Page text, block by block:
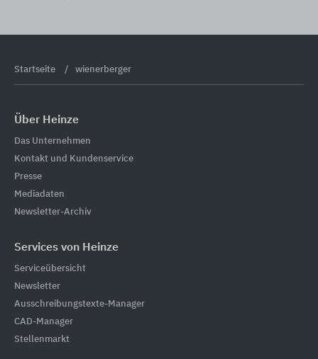
Startseite wienerberger
Über Heinze
Das Unternehmen
Kontakt und Kundenservice
Presse
Mediadaten
Newsletter-Archiv
Services von Heinze
Serviceübersicht
Newsletter
Ausschreibungstexte-Manager
CAD-Manager
Stellenmarkt